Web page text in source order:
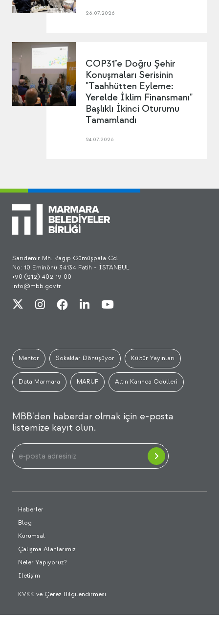
26.07.2026
COP31’e Doğru Şehir
Konuşmaları Serisinin
"Taahhütten Eyleme:
Yerelde İklim Finansmanı"
Başlıklı İkinci Oturumu
Tamamlandı
24.07.2026
Sarıdemir Mh. Ragıp Gümüşpala Cd.
No: 10 Eminönü 34134 Fatih - İSTANBUL
+90 (212) 402 19 00
info@mbb.gov.tr
Mentor Sokaklar Dönüşüyor Kültür Yayınları
Data Marmara MARUF Altın Karınca Ödülleri
MBB'den haberdar olmak için e-posta
listemize kayıt olun.
Haberler
Blog
Kurumsal
Çalışma Alanlarımız
Neler Yapıyoruz?
İletişim
KVKK ve Çerez Bilgilendirmesi